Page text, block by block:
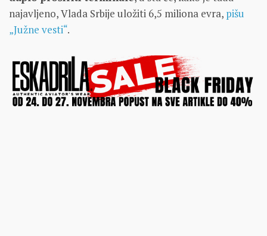
najavljeno, Vlada Srbije uložiti 6,5 miliona evra, pišu
„Južne vesti“.